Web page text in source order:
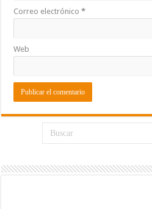
Correo electrónico*
Web